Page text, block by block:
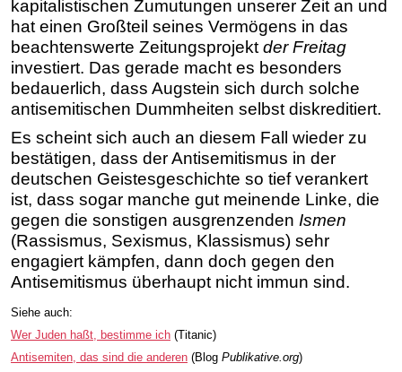
kapitalistischen Zumutungen unserer Zeit an und
hat einen Großteil seines Vermögens in das
beachtenswerte Zeitungsprojekt der Freitag
investiert. Das gerade macht es besonders
bedauerlich, dass Augstein sich durch solche
antisemitischen Dummheiten selbst diskreditiert.
Es scheint sich auch an diesem Fall wieder zu
bestätigen, dass der Antisemitismus in der
deutschen Geistesgeschichte so tief verankert
ist, dass sogar manche gut meinende Linke, die
gegen die sonstigen ausgrenzenden Ismen
(Rassismus, Sexismus, Klassismus) sehr
engagiert kämpfen, dann doch gegen den
Antisemitismus überhaupt nicht immun sind.
Siehe auch:
Wer Juden haßt, bestimme ich (Titanic)
Antisemiten, das sind die anderen (Blog Publikative.org)